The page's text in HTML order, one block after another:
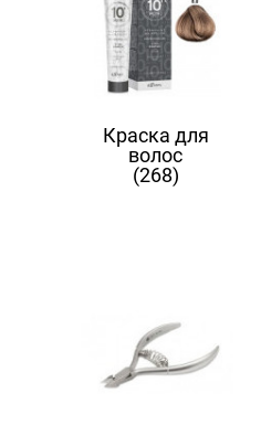
Краска для
волос
(268)